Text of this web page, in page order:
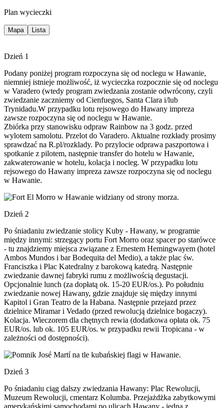
Plan wycieczki
Mapa Lista
Dzień 1
Podany poniżej program rozpoczyna się od noclegu w Hawanie,
niemniej istnieje możliwość, iż wycieczka rozpocznie się od noclegu
w Varadero (wtedy program zwiedzania zostanie odwrócony, czyli
zwiedzanie zaczniemy od Cienfuegos, Santa Clara i/lub
Trynidadu.W przypadku lotu rejsowego do Hawany impreza
zawsze rozpoczyna się od noclegu w Hawanie.
Zbiórka przy stanowisku odpraw Rainbow na 3 godz. przed
wylotem samolotu. Przelot do Varadero. Aktualne rozkłady prosimy
sprawdzać na R.pl/rozklady. Po przylocie odprawa paszportowa i
spotkanie z pilotem, następnie transfer do hotelu w Hawanie,
zakwaterowanie w hotelu, kolacja i nocleg. W przypadku lotu
rejsowego do Hawany impreza zawsze rozpoczyna się od noclegu
w Hawanie.
Dzień 2
Po śniadaniu zwiedzanie stolicy Kuby - Hawany, w programie
między innymi: strzegący portu Fort Morro oraz spacer po starówce
- tu znajdziemy miejsca związane z Ernestem Hemingwayem (hotel
Ambos Mundos i bar Bodequita del Medio), a także plac św.
Franciszka i Plac Katedralny z barokową katedrą. Następnie
zwiedzanie dawnej fabryki rumu z możliwością degustacji.
Opcjonalnie lunch (za dopłatą ok. 15-20 EUR/os.). Po południu
zwiedzanie nowej Hawany, gdzie znajduje się między innymi
Kapitol i Gran Teatro de la Habana. Następnie przejazd przez
dzielnice Miramar i Vedado (przed rewolucją dzielnice bogaczy).
Kolacja. Wieczorem dla chętnych rewia (dodatkowa opłata ok. 75
EUR/os. lub ok. 105 EUR/os. w przypadku rewii Tropicana - w
zależności od dostępności).
Dzień 3
Po śniadaniu ciąg dalszy zwiedzania Hawany: Plac Rewolucji,
Muzeum Rewolucji, cmentarz Kolumba. Przejażdżka zabytkowymi
amerykańskimi samochodami po ulicach Hawany - jedna z